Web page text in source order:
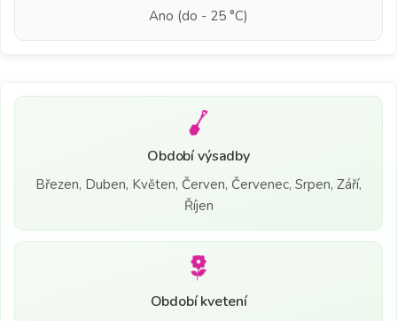
Ano (do - 25 °C)
Období výsadby
Březen, Duben, Květen, Červen, Červenec, Srpen, Září,
Říjen
Období kvetení